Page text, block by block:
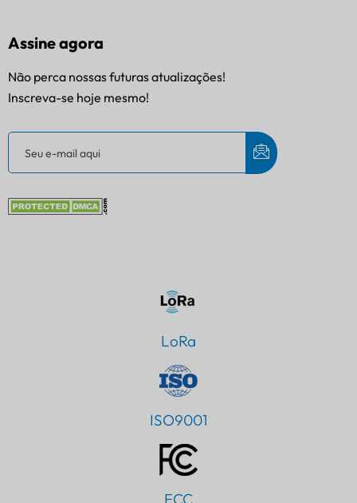
Assine agora
Não perca nossas futuras atualizações!
Inscreva-se hoje mesmo!
LoRa
ISO9001
FCC